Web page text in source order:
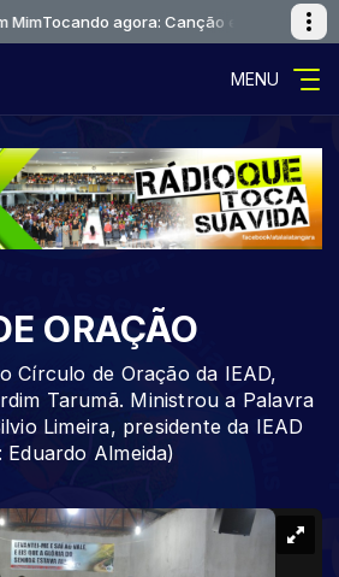
Tocando agora: Canção e Louvor - Live
MENU
ORAÇÃO
Círculo de Oração da IEAD,
Tarumã. Ministrou a Palavra
Limeira, presidente da IEAD
Almeida)